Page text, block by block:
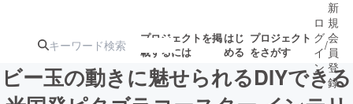
プロジェクトを掲
載するには
はじ
める
プロジェクト
をさがす
ロ
グ
イ
ン
/
新
規
会
員
登
録
ビー玉の動きに魅せられるDIYできる